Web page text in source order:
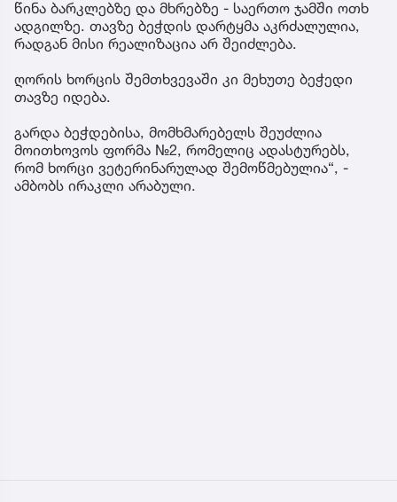
წინა ბარკლებზე და მხრებზე - საერთო ჯამში ოთხ
ადგილზე. თავზე ბეჭდის დარტყმა აკრძალულია,
რადგან მისი რეალიზაცია არ შეიძლება.
ღორის ხორცის შემთხვევაში კი მეხუთე ბეჭედი
თავზე იდება.
გარდა ბეჭდებისა, მომხმარებელს შეუძლია
მოითხოვოს ფორმა №2, რომელიც ადასტურებს,
რომ ხორცი ვეტერინარულად შემოწმებულია“, -
ამბობს ირაკლი არაბული.